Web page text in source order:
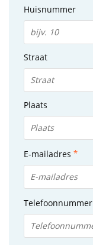
Huisnummer
Straat
Plaats
E-mailadres
Telefoonnummer